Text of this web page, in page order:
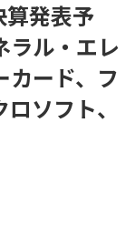
算発表予
ラル・エレ
カード、フ
ソフト、